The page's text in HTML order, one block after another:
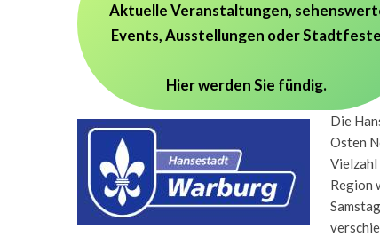
Aktuelle Veranstaltungen,
Events, Ausstellungen oder
Hier werden Sie fündig.
Die
Osten
Vielzahl
Region